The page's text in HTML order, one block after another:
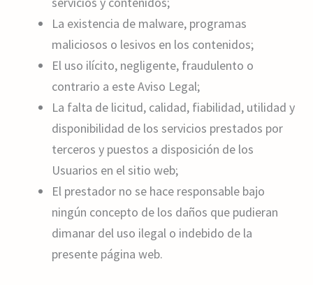
La existencia de malware, programas
maliciosos o lesivos en los contenidos;
El uso ilícito, negligente, fraudulento o
contrario a este Aviso Legal;
La falta de licitud, calidad, fiabilidad, utilidad y
disponibilidad de los servicios prestados por
terceros y puestos a disposición de los
Usuarios en el sitio web;
El prestador no se hace responsable bajo
ningún concepto de los daños que pudieran
dimanar del uso ilegal o indebido de la
presente página web.